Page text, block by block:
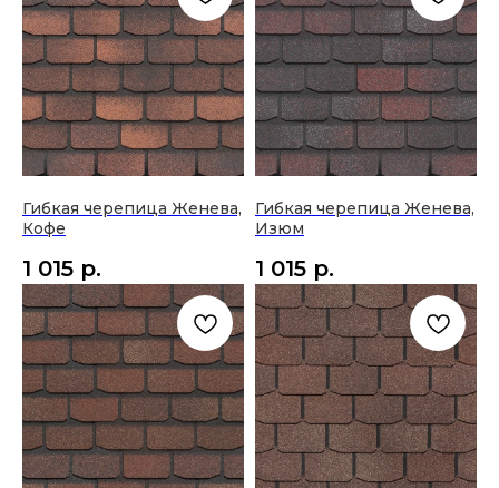
Гибкая черепица Женева,
Кофе
1 015 р.
Гибкая черепица Женева,
Изюм
1 015 р.